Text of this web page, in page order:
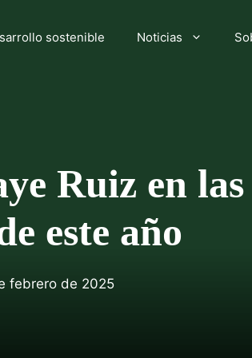
sostenible Noticias
Ruiz en
este año
febrero de 2025